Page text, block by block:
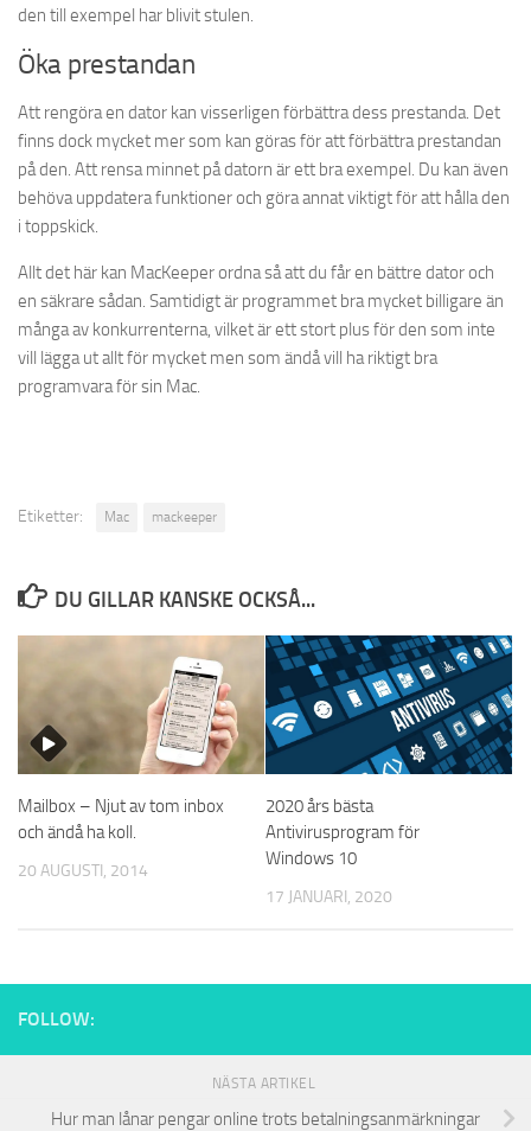
den till exempel har blivit stulen.
Öka prestandan
Att rengöra en dator kan visserligen förbättra dess prestanda. Det
finns dock mycket mer som kan göras för att förbättra prestandan
på den. Att rensa minnet på datorn är ett bra exempel. Du kan även
behöva uppdatera funktioner och göra annat viktigt för att hålla den
i toppskick.
Allt det här kan MacKeeper ordna så att du får en bättre dator och
en säkrare sådan. Samtidigt är programmet bra mycket billigare än
många av konkurrenterna, vilket är ett stort plus för den som inte
vill lägga ut allt för mycket men som ändå vill ha riktigt bra
programvara för sin Mac.
Etiketter: Mac mackeeper
DU GILLAR KANSKE OCKSÅ...
Mailbox – Njut av tom inbox
och ändå ha koll.
20 AUGUSTI, 2014
2020 års bästa
Antivirusprogram för
Windows 10
17 JANUARI, 2020
FOLLOW:
NÄSTA ARTIKEL
Hur man lånar pengar online trots betalningsanmärkningar